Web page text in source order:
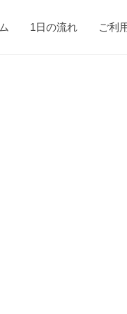
1日の流れ ご利